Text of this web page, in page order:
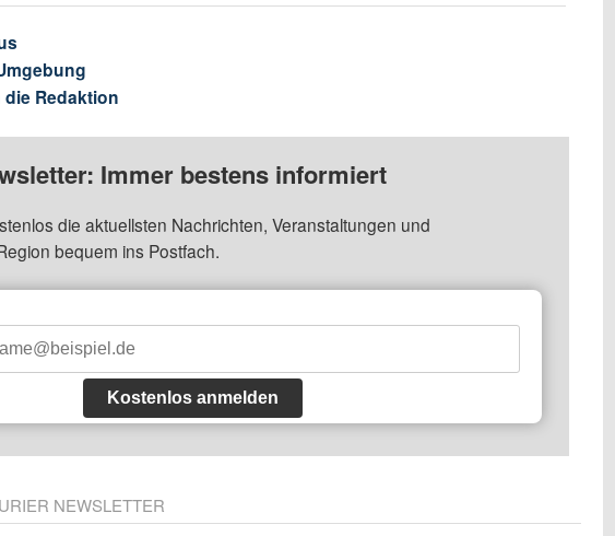
die Redaktion
Immer bestens informiert
die aktuellsten Nachrichten, Veranstaltungen und
bequem ins Postfach.
Kostenlos anmelden
NEWSLETTER